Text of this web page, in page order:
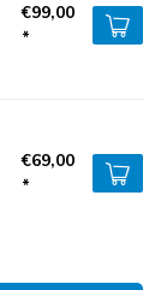
€99,00
*
€69,00
*